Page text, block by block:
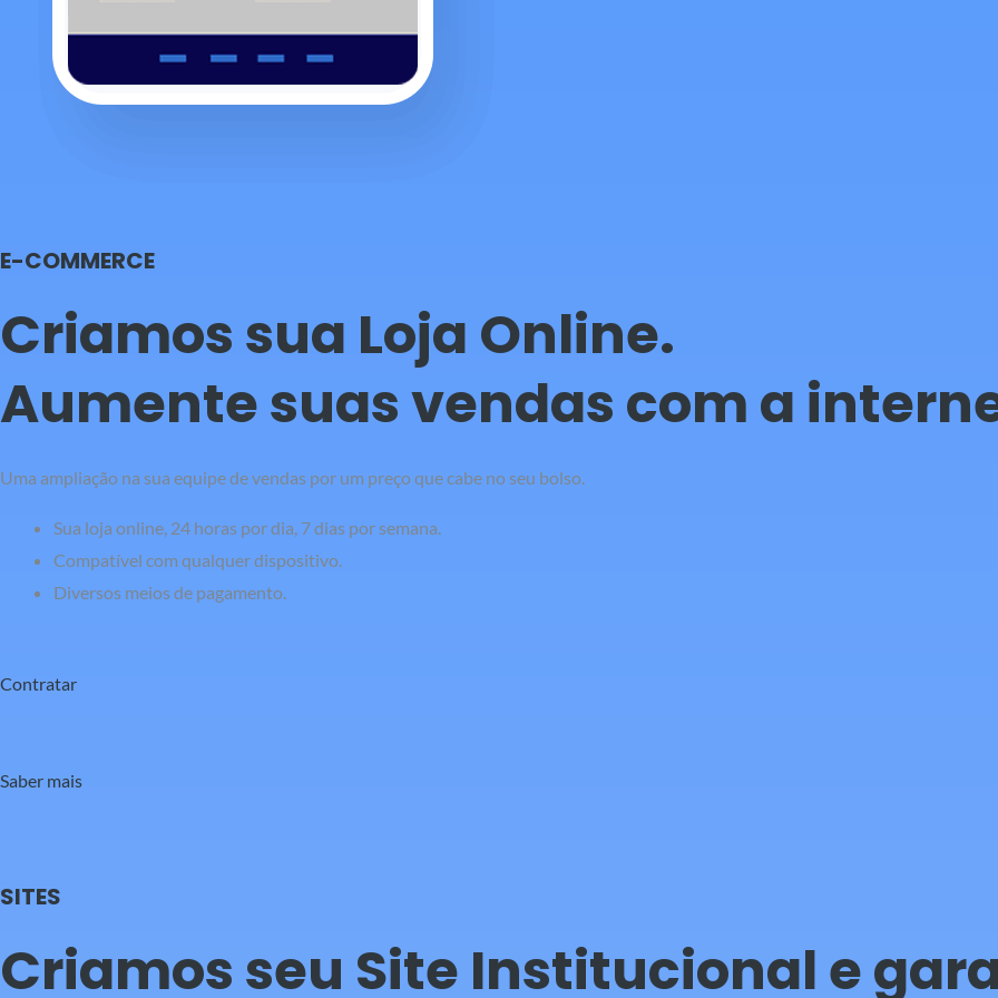
E-COMMERCE
Criamos sua Loja Online.
Aumente suas vendas com a
Uma ampliação na sua equipe de vendas por um preço que cabe no seu bolso.
Sua loja online, 24 horas por dia, 7 dias por semana.
Compatível com qualquer dispositivo.
Diversos meios de pagamento.
Contratar
Saber mais
SITES
Criamos seu Site Institucional e